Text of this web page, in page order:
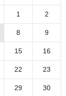
1 2
8 9
15 16
22 23
29 30